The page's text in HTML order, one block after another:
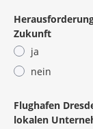
Zukunft
ja
nein
Flughafen
lokalen